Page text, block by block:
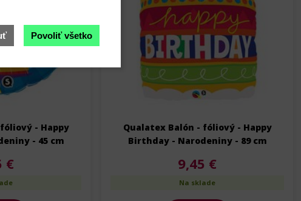
- Happy
- 45 cm
€
Qualatex Balón - fóliový - Happy
Birthday - Narodeniny - 89 cm
9,45 €
Na sklade
Povoliť všetko